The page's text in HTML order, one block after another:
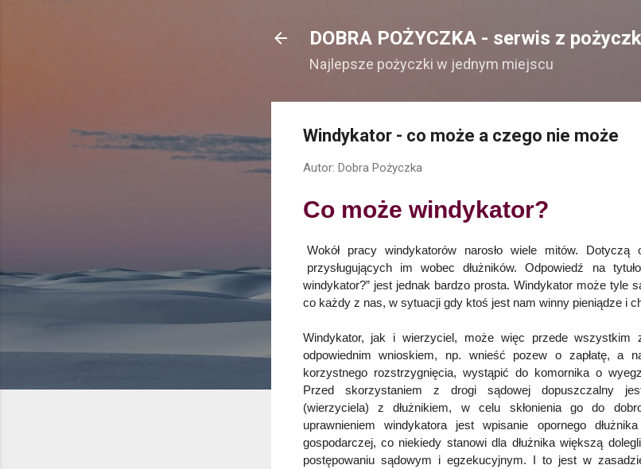
DOBRA POŻYCZKA - serwis z
Najlepsze pożyczki w jednym miejscu
Windykator - co może a czego nie może
Autor: Dobra Pożyczka
Co może windykator?
Wokół pracy windykatorów narosło wiele mitów. Dotyczą
przysługujących im wobec dłużników. Odpowiedź na
windykator?” jest jednak bardzo prosta. Windykator może tyle
co każdy z nas, w sytuacji gdy ktoś jest nam winny pieniądze i
Windykator, jak i wierzyciel, może więc przede
odpowiednim wnioskiem, np. wnieść pozew o zapłatę, a
korzystnego rozstrzygnięcia, wystąpić do komornika o
Przed skorzystaniem z drogi sądowej dopuszczalny
(wierzyciela) z dłużnikiem, w celu skłonienia go do
uprawnieniem windykatora jest wpisanie opornego
gospodarczej, co niekiedy stanowi dla dłużnika większą
postępowaniu sądowym i egzekucyjnym. I to jest w